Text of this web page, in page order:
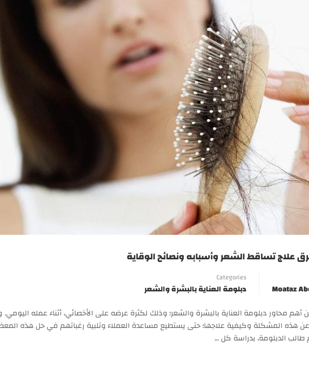
علاج تساقط الشعر وأسبابه ونصائح الوقاية
Moataz
Categories
دبلومة العناية بالبشرة والشعر
محاور دبلومة العناية بالبشرة والشعر؛ وذلك لكثرة عرضه على الأخصائي، أثناء عمله اليومي.
هذه المشكلة وكيفية علاجها؛ حتى يستطيع مساعدة العملاء وتلبية رغباتهم في حل هذه
الدبلومة، بدراسة كل …